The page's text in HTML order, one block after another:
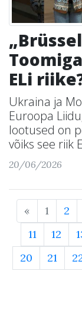
ELi
Ukraina ja
Euroopa
lootused on
võiks see riik
20/06/2026
« 1 2
11
12
20
21